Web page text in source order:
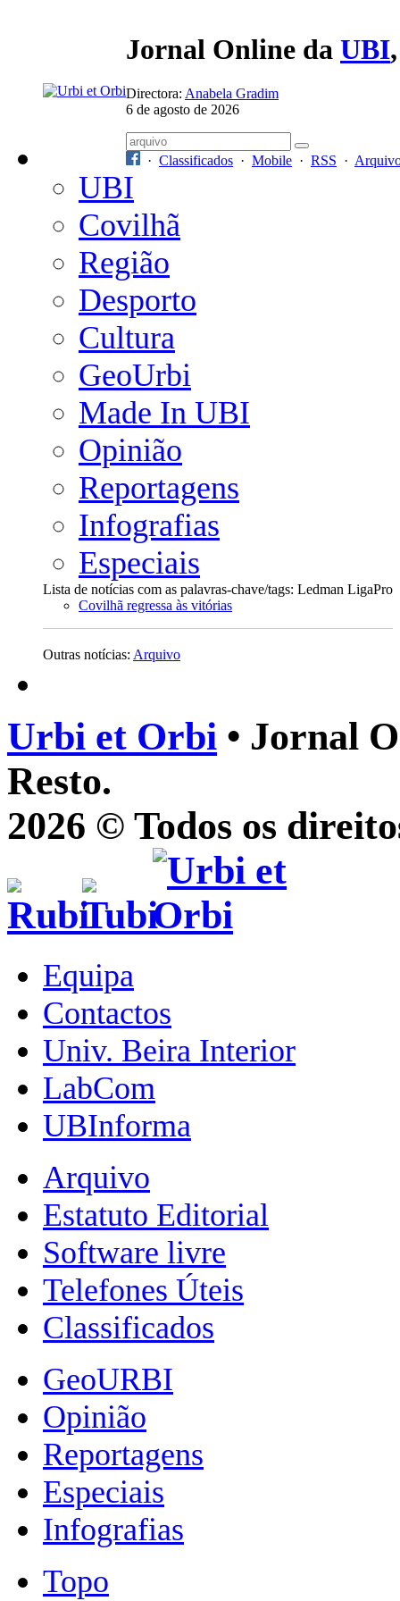
Jornal Online da UBI
Directora: Anabela Gradim
6 de agosto de 2026
· Classificados · Mobile · RSS ·
UBI
Covilhã
Região
Desporto
Cultura
GeoUrbi
Made In UBI
Opinião
Reportagens
Infografias
Especiais
Lista de notícias com as palavras-chave/tags: Ledman LigaPro
Covilhã regressa às vitórias
Outras notícias: Arquivo
Urbi et Orbi • Jornal
Resto.
2026 © Todos os
Equipa
Contactos
Univ. Beira Interior
LabCom
UBInforma
Arquivo
Estatuto Editorial
Software livre
Telefones Úteis
Classificados
GeoURBI
Opinião
Reportagens
Especiais
Infografias
Topo